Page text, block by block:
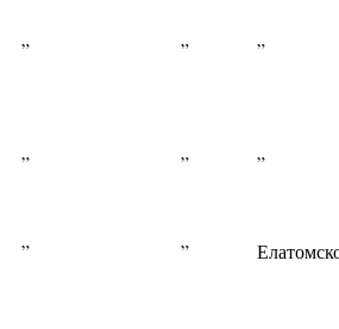
” ” ”
” ” ”
” ”